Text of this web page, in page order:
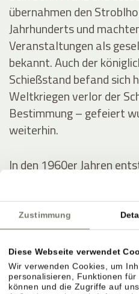
Zustimmung
Diese Webseite verwendet
Wir verwenden Cookies, um
personalisieren, Funktionen
können und die Zugriffe auf
übernahmen den
Jahrhunderts und
Veranstaltungen als
bekannt. Auch der
Schießstand befand sich
Weltkriegen verlor der
Bestimmung – gefeiert
weiterhin.
In den 1960er Jahren
und Zubauten das erste
Überetsch. Der junge
baute 1972 das erste
errichtete zwei
Weinproduktion.